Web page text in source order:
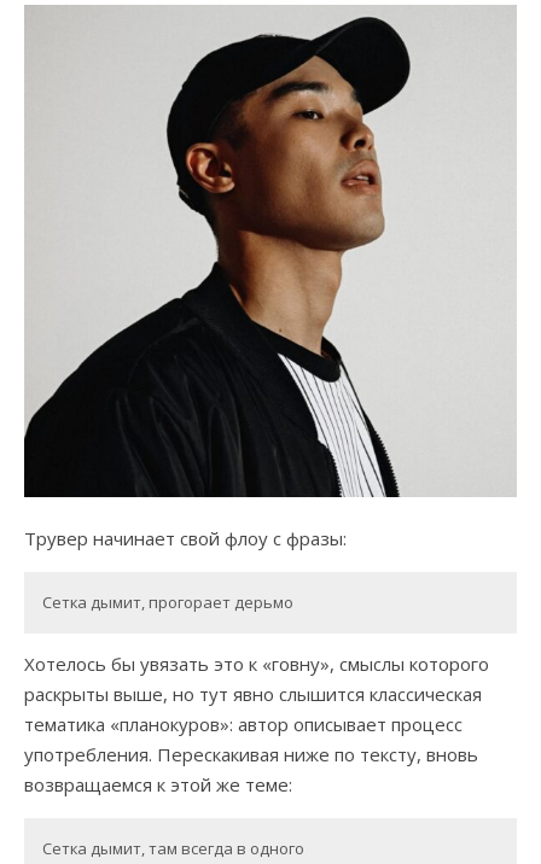
Трувер начинает свой флоу с фразы:
Сетка дымит, прогорает дерьмо
Хотелось бы увязать это к «говну», смыслы которого
раскрыты выше, но тут явно слышится классическая
тематика «планокуров»: автор описывает процесс
употребления. Перескакивая ниже по тексту, вновь
возвращаемся к этой же теме:
Сетка дымит, там всегда в одного